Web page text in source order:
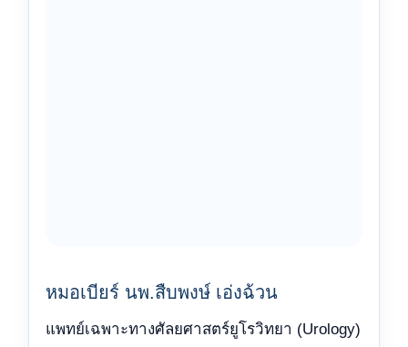
หมอเบียร์ นพ.สืบพงษ์ เอ่งฉ้วน
แพทย์เฉพาะทางศัลยศาสตร์ยูโรวิทยา (Urology)